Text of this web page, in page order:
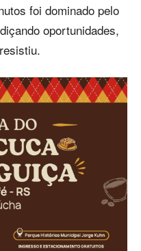
foi dominado pelo
oportunidades,